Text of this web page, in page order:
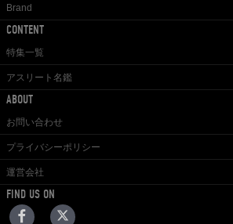
Brand
CONTENT
特集一覧
アスリート名鑑
ABOUT
お問い合わせ
プライバシーポリシー
運営会社
FIND US ON